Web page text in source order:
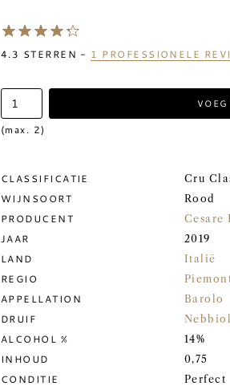
4.3 STERREN - 1 PROFESSIONELE
VOEG
(max. 2)
CLASSIFICATIE Cru
WIJNSOORT Rood
PRODUCENT Cesare
JAAR 2019
LAND Italië
REGIO
APPELLATION Barolo
DRUIF
ALCOHOL % 14%
INHOUD 0,75
CONDITIE Perfect